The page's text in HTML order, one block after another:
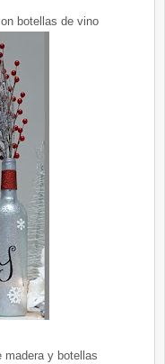
botellas de vino
madera y botellas